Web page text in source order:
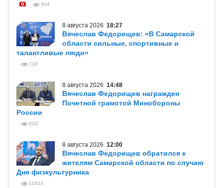
304
8 августа 2026 18:27
Вячеслав Федорищев: «В Самарской
области сильные, спортивные и
талантливые люди»
718
8 августа 2026 14:48
Вячеслав Федорищев награжден
Почетной грамотой Минобороны
России
820
8 августа 2026 12:00
Вячеслав Федорищев обратился к
жителям Самарской области по случаю
Дня физкультурника
11633